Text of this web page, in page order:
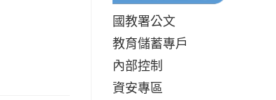
國教署公文
教育儲蓄專戶
內部控制
資安專區